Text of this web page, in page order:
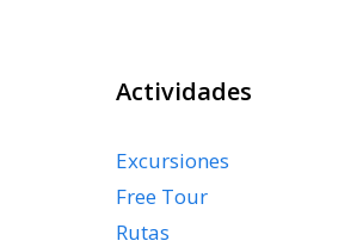
Actividades
Excursiones
Free Tour
Rutas